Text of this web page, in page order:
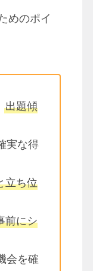
めのポイ
出題傾
実な得
立ち位
前にシ
会を確